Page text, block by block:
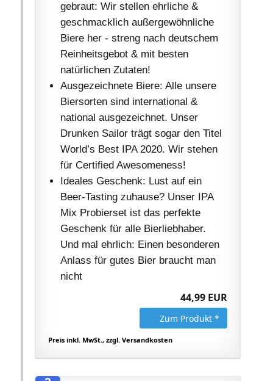
gebraut: Wir stellen ehrliche &
geschmacklich außergewöhnliche
Biere her - streng nach deutschem
Reinheitsgebot & mit besten
natürlichen Zutaten!
Ausgezeichnete Biere: Alle unsere
Biersorten sind international &
national ausgezeichnet. Unser
Drunken Sailor trägt sogar den Titel
World’s Best IPA 2020. Wir stehen
für Certified Awesomeness!
Ideales Geschenk: Lust auf ein
Beer-Tasting zuhause? Unser IPA
Mix Probierset ist das perfekte
Geschenk für alle Bierliebhaber.
Und mal ehrlich: Einen besonderen
Anlass für gutes Bier braucht man
nicht
44,99 EUR
Zum Produkt *
Preis inkl. MwSt., zzgl. Versandkosten